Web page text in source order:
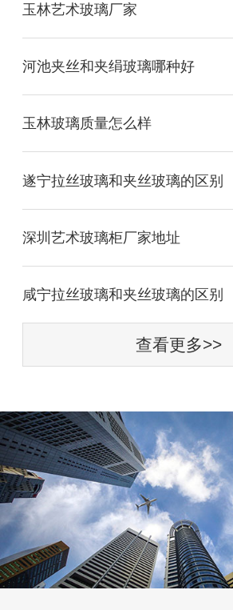
玉林艺术玻璃厂家
河池夹丝和夹绢玻璃哪种好
玉林玻璃质量怎么样
遂宁拉丝玻璃和夹丝玻璃的区别
深圳艺术玻璃柜厂家地址
咸宁拉丝玻璃和夹丝玻璃的区别
查看更多>>